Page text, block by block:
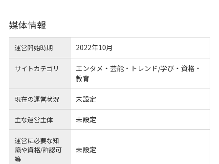
媒体情報
運営開始時期 2022年10月
サイトカテゴリ
エンタメ・芸能・トレンド/学び・資格・
教育
現在の運営状況 未設定
主な運営主体 未設定
運営に必要な知
識や資格/許認可
等
未設定